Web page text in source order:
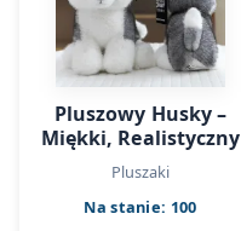
Pluszowy Husky –
Miękki, Realistyczny
Pluszaki
Na stanie: 100